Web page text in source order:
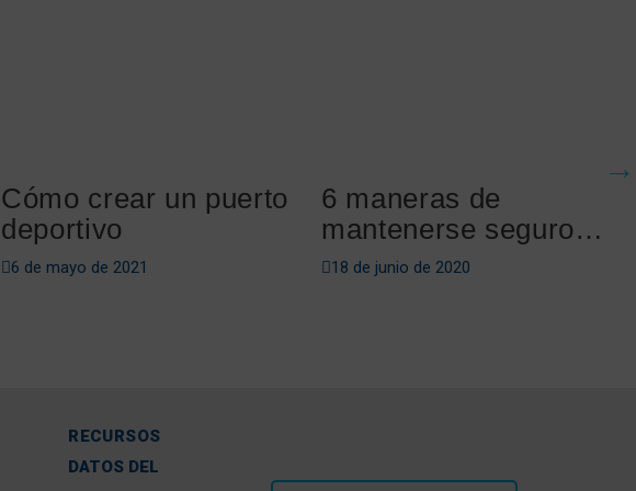
Cómo crear un puerto
deportivo
6 de mayo de 2021
6 maneras de
mantenerse seguro
en el agua este
18 de junio de 2020
RECURSOS
DATOS DEL